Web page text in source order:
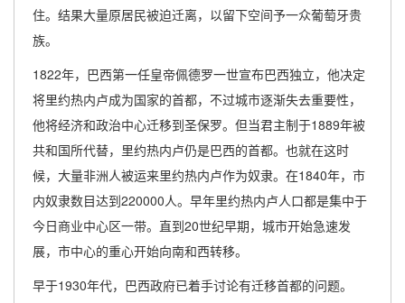
住。结果大量原居民被迫迁离，以留下空间予一众葡萄牙贵
族。
1822年，巴西第一任皇帝佩德罗一世宣布巴西独立，他决定
将里约热内卢成为国家的首都，不过城市逐渐失去重要性，
他将经济和政治中心迁移到圣保罗。但当君主制于1889年被
共和国所代替，里约热内卢仍是巴西的首都。也就在这时
候，大量非洲人被运来里约热内卢作为奴隶。在1840年，市
内奴隶数目达到220000人。早年里约热内卢人口都是集中于
今日商业中心区一带。直到20世纪早期，城市开始急速发
展，市中心的重心开始向南和西转移。
早于1930年代，巴西政府已着手讨论有迁移首都的问题。